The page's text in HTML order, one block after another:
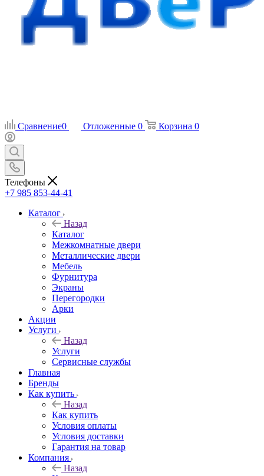
Сравнение0 Отложенные 0 Корзина 0
Телефоны
+7 985 853-44-41
Каталог
Назад
Каталог
Межкомнатные двери
Металлические двери
Мебель
Фурнитура
Экраны
Перегородки
Арки
Акции
Услуги
Назад
Услуги
Сервисные службы
Главная
Бренды
Как купить
Назад
Как купить
Условия оплаты
Условия доставки
Гарантия на товар
Компания
Назад